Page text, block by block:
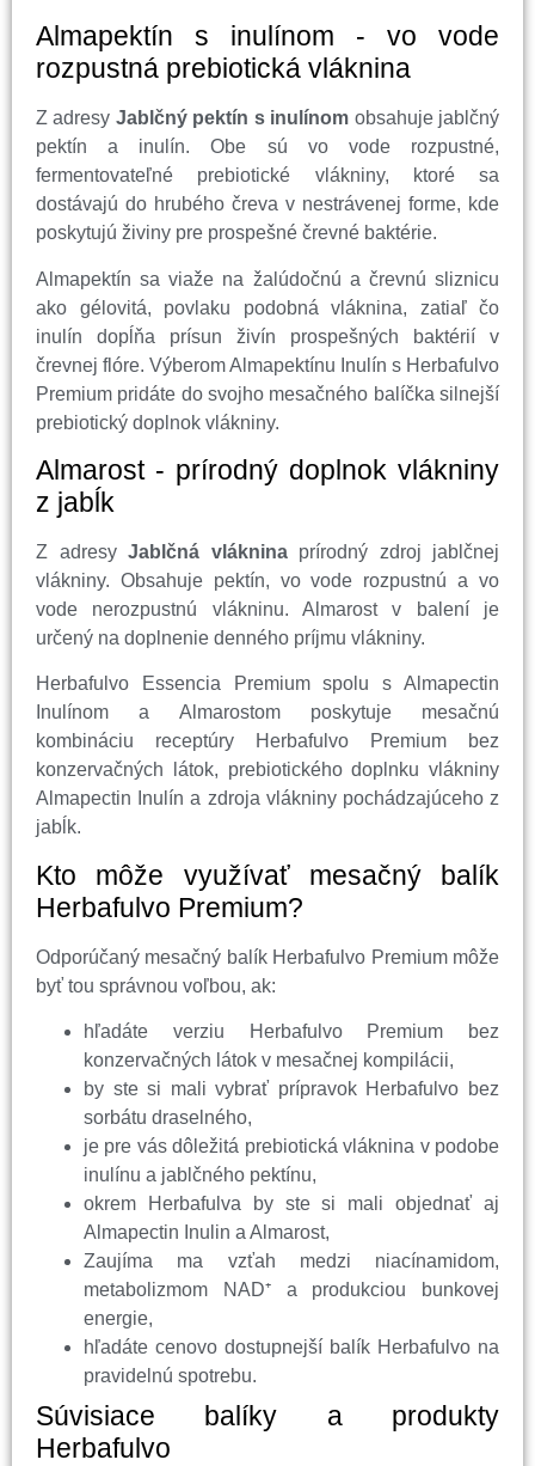
Almapektín s inulínom - vo vode
rozpustná prebiotická vláknina
Z adresy Jablčný pektín s inulínom obsahuje jablčný
pektín a inulín. Obe sú vo vode rozpustné,
fermentovateľné prebiotické vlákniny, ktoré sa
dostávajú do hrubého čreva v nestrávenej forme, kde
poskytujú živiny pre prospešné črevné baktérie.
Almapektín sa viaže na žalúdočnú a črevnú sliznicu
ako gélovitá, povlaku podobná vláknina, zatiaľ čo
inulín dopĺňa prísun živín prospešných baktérií v
črevnej flóre. Výberom Almapektínu Inulín s Herbafulvo
Premium pridáte do svojho mesačného balíčka silnejší
prebiotický doplnok vlákniny.
Almarost - prírodný doplnok vlákniny
z jabĺk
Z adresy Jablčná vlákninaprírodný zdroj jablčnej
vlákniny. Obsahuje pektín, vo vode rozpustnú a vo
vode nerozpustnú vlákninu. Almarost v balení je
určený na doplnenie denného príjmu vlákniny.
Herbafulvo Essencia Premium spolu s Almapectin
Inulínom a Almarostom poskytuje mesačnú
kombináciu receptúry Herbafulvo Premium bez
konzervačných látok, prebiotického doplnku vlákniny
Almapectin Inulín a zdroja vlákniny pochádzajúceho z
jabĺk.
Kto môže využívať mesačný balík
Herbafulvo Premium?
Odporúčaný mesačný balík Herbafulvo Premium môže
byť tou správnou voľbou, ak:
hľadáte verziu Herbafulvo Premium bez
konzervačných látok v mesačnej kompilácii,
by ste si mali vybrať prípravok Herbafulvo bez
sorbátu draselného,
je pre vás dôležitá prebiotická vláknina v podobe
inulínu a jablčného pektínu,
okrem Herbafulva by ste si mali objednať aj
Almapectin Inulin a Almarost,
Zaujíma ma vzťah medzi niacínamidom,
metabolizmom NAD⁺ a produkciou bunkovej
energie,
hľadáte cenovo dostupnejší balík Herbafulvo na
pravidelnú spotrebu.
Súvisiace balíky a produkty
Herbafulvo